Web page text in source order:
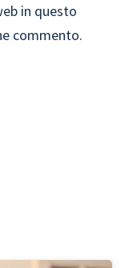
in questo
commento.